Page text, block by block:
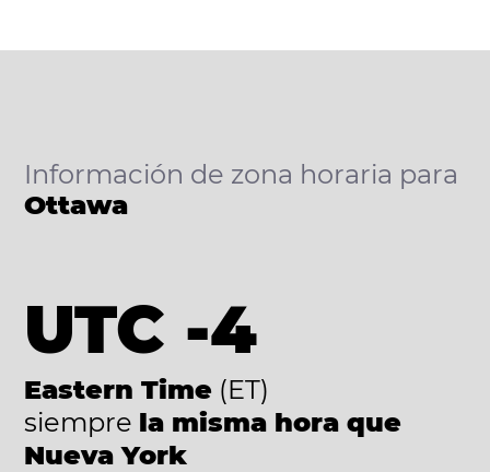
Información de zona horaria para
Ottawa
UTC -4
Eastern Time (ET)
siempre la misma hora que
Nueva York